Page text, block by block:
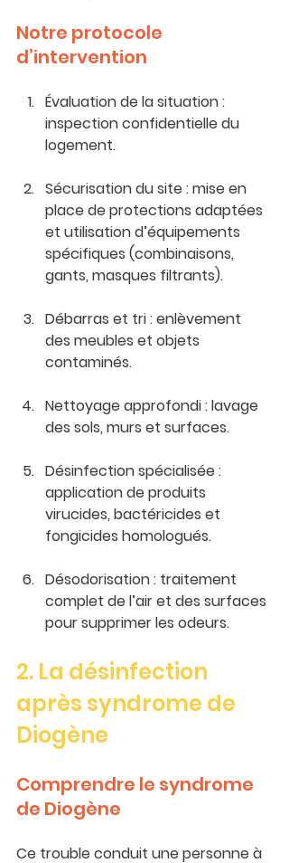
Notre protocole
d’intervention
Évaluation de la situation :
inspection confidentielle du
logement.
Sécurisation du site : mise en
place de protections adaptées
et utilisation d’équipements
spécifiques (combinaisons,
gants, masques filtrants).
Débarras et tri : enlèvement
des meubles et objets
contaminés.
Nettoyage approfondi : lavage
des sols, murs et surfaces.
Désinfection spécialisée :
application de produits
virucides, bactéricides et
fongicides homologués.
Désodorisation : traitement
complet de l’air et des surfaces
pour supprimer les odeurs.
2. La désinfection
après syndrome de
Diogène
Comprendre le syndrome
de Diogène
Ce trouble conduit une personne à